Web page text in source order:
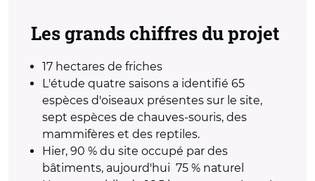
Les grands chiffres du projet
17 hectares de friches
L'étude quatre saisons a identifié 65
espèces d'oiseaux présentes sur le site,
sept espèces de chauves-souris, des
mammifères et des reptiles.
Hier, 90 % du site occupé par des
bâtiments, aujourd'hui 75 % naturel